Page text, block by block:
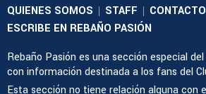
QUIENES SOMOS | STAFF | CONTACTO
ESCRIBE EN REBAÑO PASIÓN
Rebaño Pasión es una sección especial
con información destinada a los fans del
Esta sección no tiene relación alguna con